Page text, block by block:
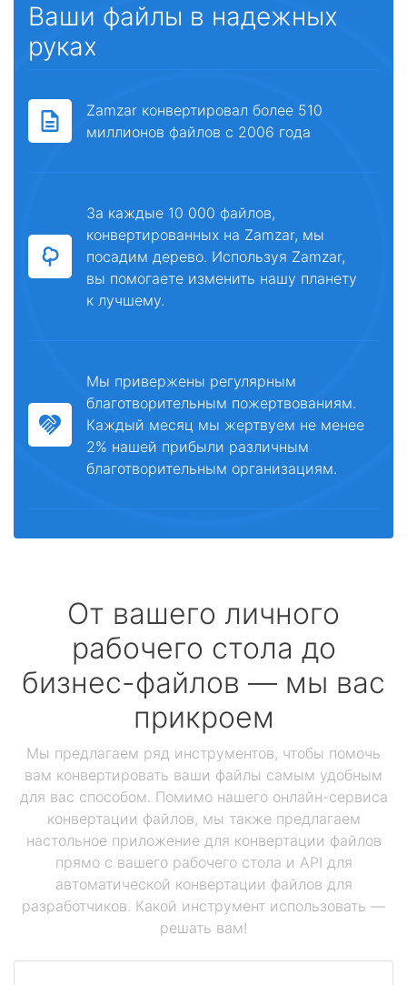
Ваши файлы в надежных
руках
Zamzar конвертировал более 510
миллионов файлов с 2006 года
За каждые 10 000 файлов,
конвертированных на Zamzar, мы
посадим дерево. Используя Zamzar,
вы помогаете изменить нашу планету
к лучшему.
Мы привержены регулярным
благотворительным пожертвованиям.
Каждый месяц мы жертвуем не менее
2% нашей прибыли различным
благотворительным организациям.
От вашего личного
рабочего стола до
бизнес-файлов — мы вас
прикроем
Мы предлагаем ряд инструментов, чтобы помочь
вам конвертировать ваши файлы самым удобным
для вас способом. Помимо нашего онлайн-сервиса
конвертации файлов, мы также предлагаем
настольное приложение для конвертации файлов
прямо с вашего рабочего стола и API для
автоматической конвертации файлов для
разработчиков. Какой инструмент использовать —
решать вам!